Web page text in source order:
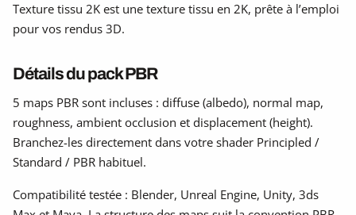
Texture tissu 2K est une texture tissu en 2K, prête à l’emploi
pour vos rendus 3D.
Détails du pack PBR
5 maps PBR sont incluses : diffuse (albedo), normal map,
roughness, ambient occlusion et displacement (height).
Branchez-les directement dans votre shader Principled /
Standard / PBR habituel.
Compatibilité testée : Blender, Unreal Engine, Unity, 3ds